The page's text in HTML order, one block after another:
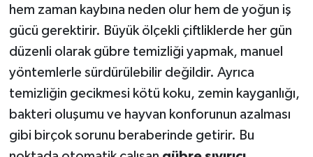
hem zaman kaybına neden olur hem de yoğun iş
gücü gerektirir. Büyük ölçekli çiftliklerde her gün
düzenli olarak gübre temizliği yapmak, manuel
yöntemlerle sürdürülebilir değildir. Ayrıca
temizliğin gecikmesi kötü koku, zemin kayganlığı,
bakteri oluşumu ve hayvan konforunun azalması
gibi birçok sorunu beraberinde getirir. Bu